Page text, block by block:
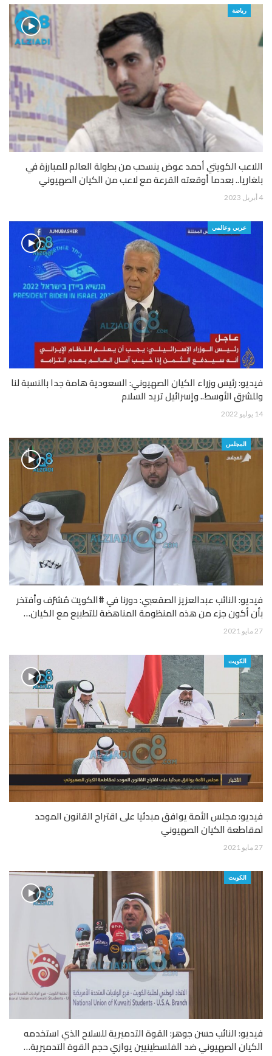
رياضة
اللاعب الكويتي أحمد عوض ينسحب من بطولة العالم للمبارزة في
بلغاريا.. بعدما أوقعته القرعة مع لاعب من الكيان الصهيوني
4 أبريل 2023
عربي وعالمي
فيديو: رئيس وزراء الكيان الصهيوني: السعودية هامة جدا بالنسبة لنا
وللشرق الأوسط.. وإسرائيل تريد السلام
14 يوليو 2022
المجلس
فيديو: النائب عبدالعزيز الصقعبي: دورنا في #الكويت مُشرّف وأفتخر
بأن أكون جزء من هذه المنظومة المناهضة للتطبيع مع الكيان…
27 مايو 2021
الكويت
فيديو: مجلس الأمة يوافق مبدئيا على اقتراح القانون الموحد
لمقاطعة الكيان الصهيوني
27 مايو 2021
الكويت
فيديو: النائب حسن جوهر: القوة التدميرية للسلاح الذي استخدمه
الكيان الصهيوني ضد الفلسطينيين يوازي حجم القوة التدميرية…